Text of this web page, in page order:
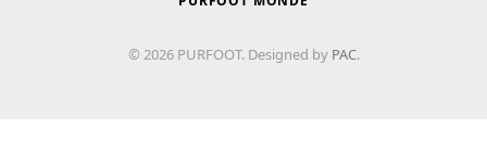
© 2026 PURFOOT. Designed by PAC.